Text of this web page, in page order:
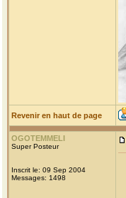
Revenir en haut de page
OGOTEMMELI
Super Posteur
Inscrit le: 09 Sep 2004
Messages: 1498